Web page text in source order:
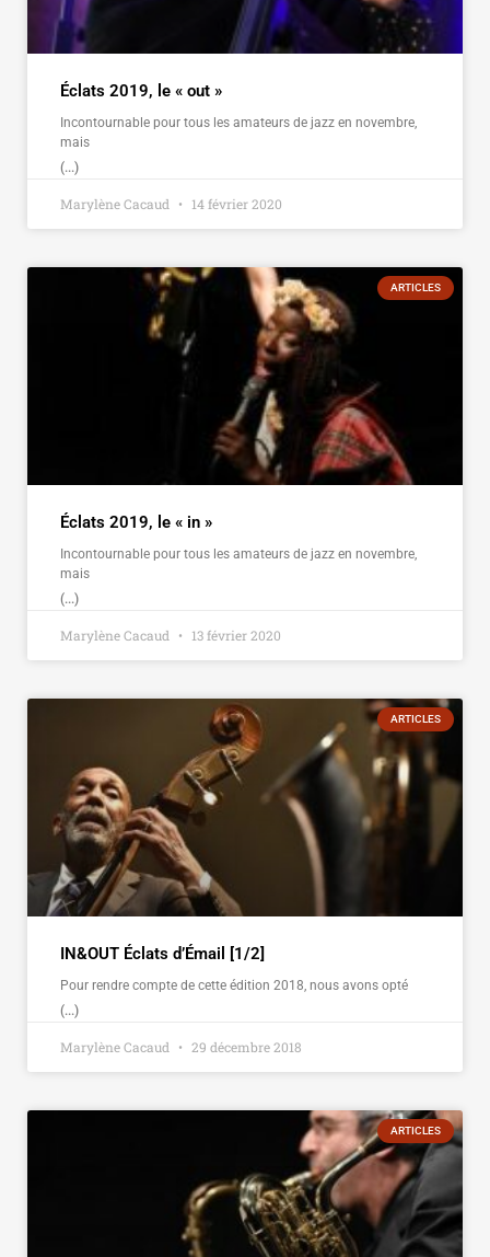
Éclats 2019, le « out »
Incontournable pour tous les amateurs de jazz en novembre,
mais
(...)
Marylène Cacaud 14 février 2020
ARTICLES
Éclats 2019, le « in »
Incontournable pour tous les amateurs de jazz en novembre,
mais
(...)
Marylène Cacaud 13 février 2020
ARTICLES
IN&OUT Éclats d’Émail [1/2]
Pour rendre compte de cette édition 2018, nous avons opté
(...)
Marylène Cacaud 29 décembre 2018
ARTICLES